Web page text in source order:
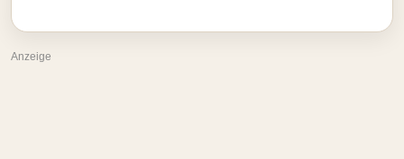
Anzeige